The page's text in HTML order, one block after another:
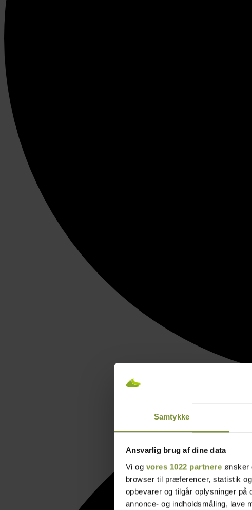
Samtykke
Ansvarlig brug af dine data
Vi og vores 1022 partnere ønsker
browser til præferencer, statistik
opbevarer og tilgår oplysninger på
annonce- og indholdsmåling, lave